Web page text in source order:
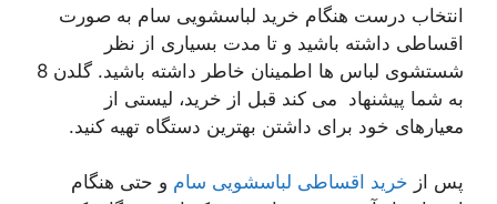
انتخاب درست هنگام خرید لباسشویی سام به صورت
اقساطی داشته باشید و تا مدت بسیاری از نظر
شستشوی لباس ها اطمینان خاطر داشته باشید. گلدن 8
به شما پیشنهاد می کند قبل از خرید، لیستی از
معیارهای خود برای داشتن بهترین دستگاه تهیه کنید.
پس از خرید اقساطی لباسشویی سام و حتی هنگام